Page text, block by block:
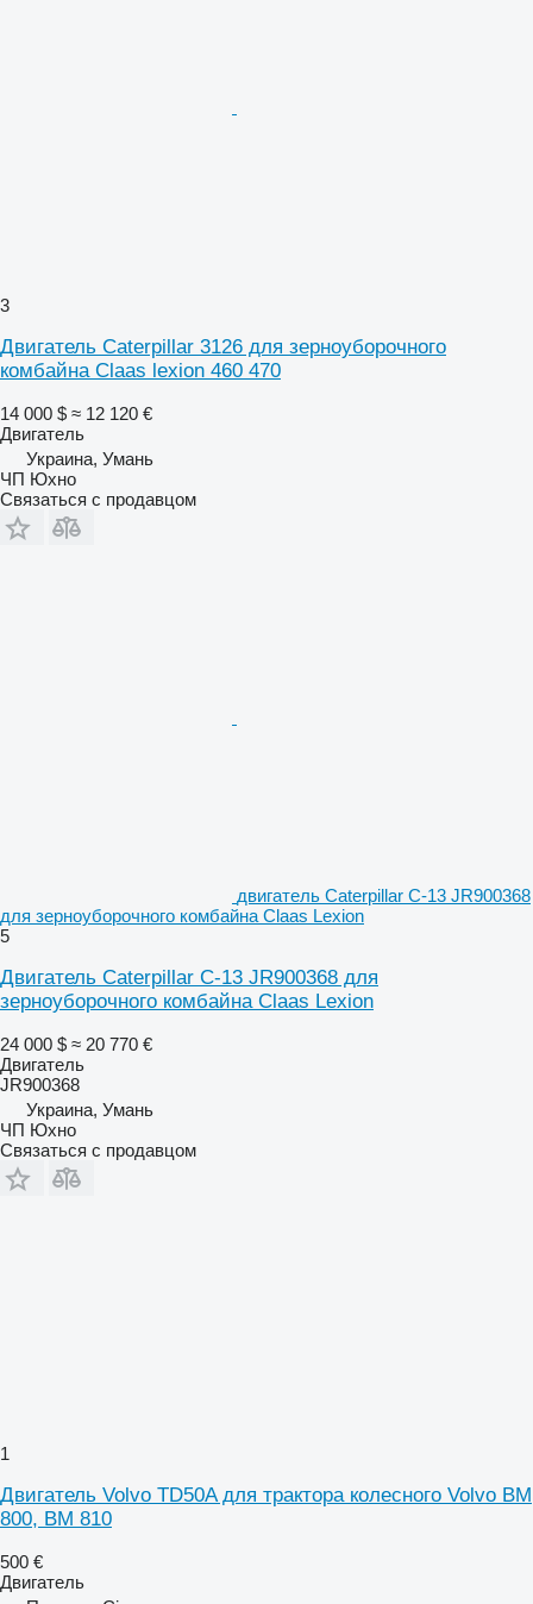
3
Двигатель Caterpillar 3126 для зерноуборочного
комбайна Claas lexion 460 470
14 000 $ ≈ 12 120 €
Двигатель
Украина, Умань
ЧП Юхно
Связаться с продавцом
двигатель Caterpillar C-13 JR900368
для зерноуборочного комбайна Claas Lexion
5
Двигатель Caterpillar C-13 JR900368 для
зерноуборочного комбайна Claas Lexion
24 000 $ ≈ 20 770 €
Двигатель
JR900368
Украина, Умань
ЧП Юхно
Связаться с продавцом
1
Двигатель Volvo TD50A для трактора колесного Volvo BM
800, BM 810
500 €
Двигатель